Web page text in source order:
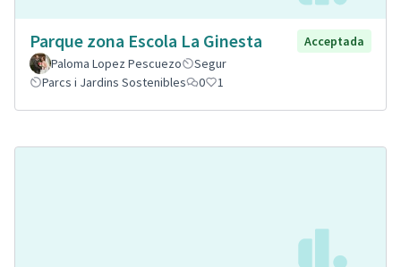
Parque zona Escola La Ginesta
Acceptada
Paloma Lopez Pescuezo
Segur
Parcs i Jardins Sostenibles
0 1